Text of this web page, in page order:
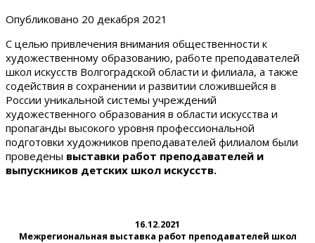
Опубликовано 20 декабря 2021
С целью привлечения внимания общественности к
художественному образованию, работе преподавателей
школ искусств Волгоградской области и филиала, а также
содействия в сохранении и развитии сложившейся в
России уникальной системы учреждений
художественного образования в области искусства и
пропаганды высокого уровня профессиональной
подготовки художников преподавателей филиалом были
проведены выставки работ преподавателей и
выпускников детских школ искусств.
16.12.2021
Межрегиональная выставка работ преподавателей школ